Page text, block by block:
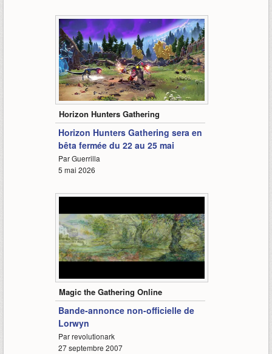
0:47
Horizon Hunters Gathering
Horizon Hunters Gathering sera en
bêta fermée du 22 au 25 mai
Par Guerrilla
5 mai 2026
Magic the Gathering Online
Bande-annonce non-officielle de
Lorwyn
Par revolutionark
27 septembre 2007